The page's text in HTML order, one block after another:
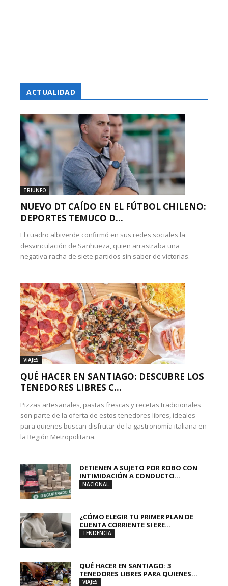
ACTUALIDAD
TRIUNFO
NUEVO DT CAÍDO EN EL FÚTBOL CHILENO:
DEPORTES TEMUCO D...
El cuadro albiverde confirmó en sus redes sociales la
desvinculación de Sanhueza, quien arrastraba una
negativa racha de siete partidos sin saber de victorias.
VIAJES
QUÉ HACER EN SANTIAGO: DESCUBRE LOS
TENEDORES LIBRES C...
Pizzas artesanales, pastas frescas y recetas tradicionales
son parte de la oferta de estos tenedores libres, ideales
para quienes buscan disfrutar de la gastronomía italiana en
la Región Metropolitana.
DETIENEN A SUJETO POR ROBO CON
INTIMIDACIÓN A CONDUCTO...
NACIONAL
¿CÓMO ELEGIR TU PRIMER PLAN DE
CUENTA CORRIENTE SI ERE...
TENDENCIA
QUÉ HACER EN SANTIAGO: 3
TENEDORES LIBRES PARA QUIENES...
VIAJES